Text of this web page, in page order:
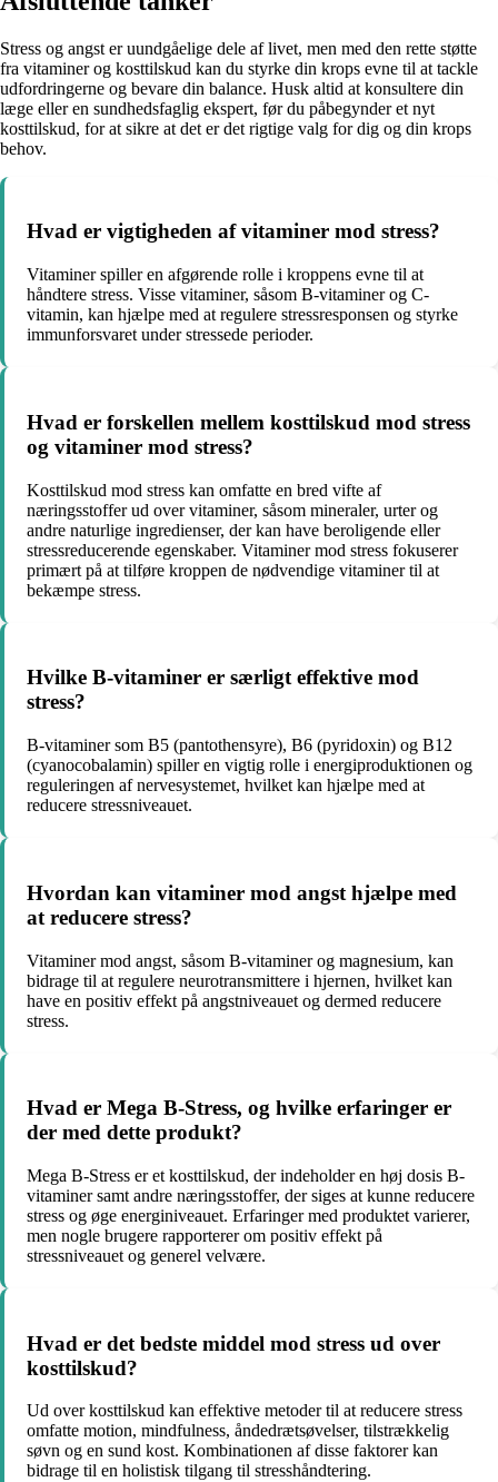
Stress og angst er uundgåelige dele af livet, men med den rette støtte
fra vitaminer og kosttilskud kan du styrke din krops evne til at tackle
udfordringerne og bevare din balance. Husk altid at konsultere din
læge eller en sundhedsfaglig ekspert, før du påbegynder et nyt
kosttilskud, for at sikre at det er det rigtige valg for dig og din krops
behov.
Hvad er vigtigheden af vitaminer mod stress?
Vitaminer spiller en afgørende rolle i kroppens evne til at
håndtere stress. Visse vitaminer, såsom B-vitaminer og C-
vitamin, kan hjælpe med at regulere stressresponsen og styrke
immunforsvaret under stressede perioder.
Hvad er forskellen mellem kosttilskud mod stress
og vitaminer mod stress?
Kosttilskud mod stress kan omfatte en bred vifte af
næringsstoffer ud over vitaminer, såsom mineraler, urter og
andre naturlige ingredienser, der kan have beroligende eller
stressreducerende egenskaber. Vitaminer mod stress fokuserer
primært på at tilføre kroppen de nødvendige vitaminer til at
bekæmpe stress.
Hvilke B-vitaminer er særligt effektive mod
stress?
B-vitaminer som B5 (pantothensyre), B6 (pyridoxin) og B12
(cyanocobalamin) spiller en vigtig rolle i energiproduktionen og
reguleringen af nervesystemet, hvilket kan hjælpe med at
reducere stressniveauet.
Hvordan kan vitaminer mod angst hjælpe med
at reducere stress?
Vitaminer mod angst, såsom B-vitaminer og magnesium, kan
bidrage til at regulere neurotransmittere i hjernen, hvilket kan
have en positiv effekt på angstniveauet og dermed reducere
stress.
Hvad er Mega B-Stress, og hvilke erfaringer er
der med dette produkt?
Mega B-Stress er et kosttilskud, der indeholder en høj dosis B-
vitaminer samt andre næringsstoffer, der siges at kunne reducere
stress og øge energiniveauet. Erfaringer med produktet varierer,
men nogle brugere rapporterer om positiv effekt på
stressniveauet og generel velvære.
Hvad er det bedste middel mod stress ud over
kosttilskud?
Ud over kosttilskud kan effektive metoder til at reducere stress
omfatte motion, mindfulness, åndedrætsøvelser, tilstrækkelig
søvn og en sund kost. Kombinationen af disse faktorer kan
bidrage til en holistisk tilgang til stresshåndtering.